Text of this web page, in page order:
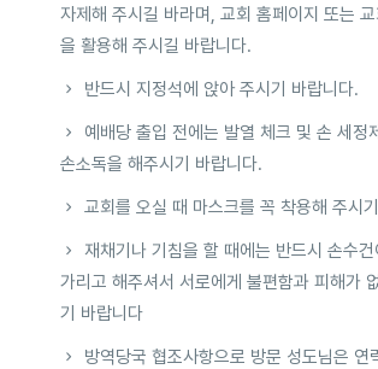
자제해 주시길 바라며, 교회 홈페이지 또는
을 활용해 주시길 바랍니다.
반드시 지정석에 앉아 주시기 바랍니다.
예배당 출입 전에는 발열 체크 및 손 세정
손소독을 해주시기 바랍니다.
교회를 오실 때 마스크를 꼭 착용해 주시
재채기나 기침을 할 때에는 반드시 손수
가리고 해주셔서 서로에게 불편함과 피해가
기 바랍니다
방역당국 협조사항으로 방문 성도님은 연